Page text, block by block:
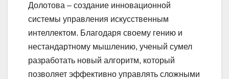
Долотова – создание инновационной
системы управления искусственным
интеллектом. Благодаря своему гению и
нестандартному мышлению, ученый сумел
разработать новый алгоритм, который
позволяет эффективно управлять сложными